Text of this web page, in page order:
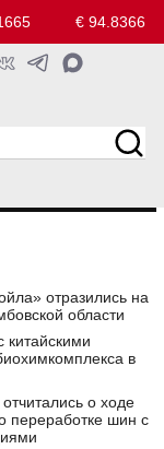
€ 94.8366
отразились на
области
китайскими
в
о ходе
переработке шин с